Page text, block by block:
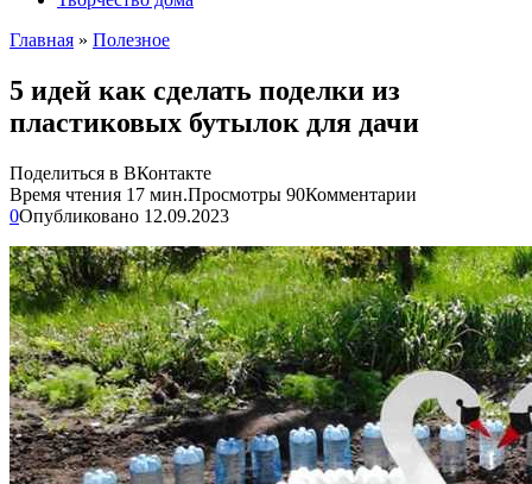
Главная » Полезное
5 идей как сделать поделки из
пластиковых бутылок для дачи
Поделиться в ВКонтакте
Время чтения 17 мин.Просмотры 90Комментарии
0Опубликовано 12.09.2023